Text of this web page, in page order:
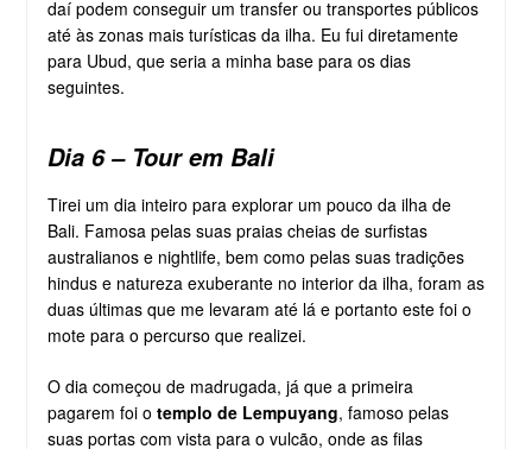
daí podem conseguir um transfer ou transportes públicos
até às zonas mais turísticas da ilha. Eu fui diretamente
para Ubud, que seria a minha base para os dias
seguintes.
Dia 6 – Tour em Bali
Tirei um dia inteiro para explorar um pouco da ilha de
Bali. Famosa pelas suas praias cheias de surfistas
australianos e nightlife, bem como pelas suas tradições
hindus e natureza exuberante no interior da ilha, foram as
duas últimas que me levaram até lá e portanto este foi o
mote para o percurso que realizei.
O dia começou de madrugada, já que a primeira
pagarem foi o templo de Lempuyang, famoso pelas
suas portas com vista para o vulcão, onde as filas